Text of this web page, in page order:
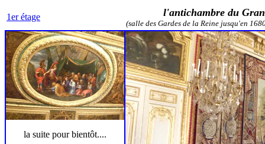
1er étage l'antichambre du
(salle des Gardes de la Reine jusqu'en
la suite pour bientôt....